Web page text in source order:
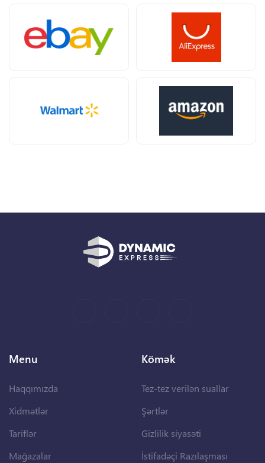
Menu
Haqqımızda
Xidmətlər
Tariflər
Mağazalar
Kömək
Tez-tez verilən suallar
Şərtlər
Gizlilik siyasəti
İstifadəçi Razılaşması